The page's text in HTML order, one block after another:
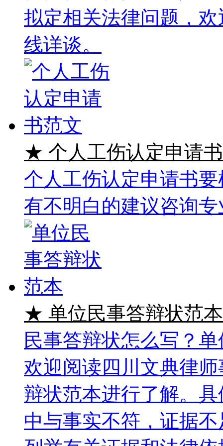
拟定相关法律问题，
线详谈。
★ 个人工伤认定申请
个人工伤认定申请书
有不明白的建议咨询
★ 单位民事答辩状范本
民事答辩状怎么写？
欢迎阅读四川文典律
辩状范本进行了解。
中与事实不符，证据